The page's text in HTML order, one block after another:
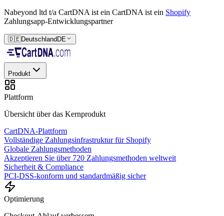
Nabeyond ltd t/a CartDNA ist ein CartDNA ist ein Shopify
Zahlungsapp-Entwicklungspartner
🇩🇪Deutschland DE
Produkt
Plattform
Übersicht über das Kernprodukt
CartDNA-Plattform
Vollständige Zahlungsinfrastruktur für Shopify
Globale Zahlungsmethoden
Akzeptieren Sie über 720 Zahlungsmethoden weltweit
Sicherheit & Compliance
PCI-DSS-konform und standardmäßig sicher
Optimierung